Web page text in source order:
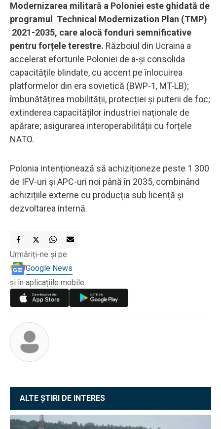
Modernizarea militară a Poloniei este ghidată de
programul Technical Modernization Plan (TMP)
2021-2035, care alocă fonduri semnificative
pentru forțele terestre. Războiul din Ucraina a
accelerat eforturile Poloniei de a-și consolida
capacitățile blindate, cu accent pe înlocuirea
platformelor din era sovietică (BWP-1, MT-LB);
îmbunătățirea mobilității, protecției și puterii de foc;
extinderea capacităților industriei naționale de
apărare; asigurarea interoperabilității cu forțele
NATO.
Polonia intenționează să achiziționeze peste 1 300
de IFV-uri și APC-uri noi până în 2035, combinând
achizițiile externe cu producția sub licență și
dezvoltarea internă.
Urmăriți-ne și pe
Google News
și în aplicațiile mobile
ALTE ȘTIRI DE INTERES